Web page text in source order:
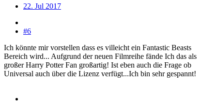
22. Jul 2017
#6
Ich könnte mir vorstellen dass es villeicht ein Fantastic Beasts
Bereich wird... Aufgrund der neuen Filmreihe fände Ich das als
großer Harry Potter Fan großartig! Ist eben auch die Frage ob
Universal auch über die Lizenz verfügt...Ich bin sehr gespannt!